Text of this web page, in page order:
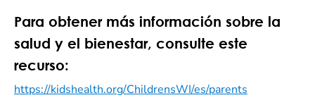
Para obtener más información sobre la
salud y el bienestar, consulte este
recurso:
https://kidshealth.org/ChildrensWI/es/parents